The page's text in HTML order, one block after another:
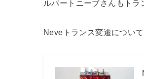
ルパートニーブさんもトラ
Neveトランス変遷につい